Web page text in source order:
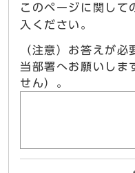
このページに関して
入ください。
（注意）お答えが
当部署へお願いしま
せん）。